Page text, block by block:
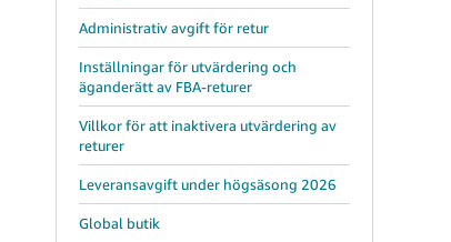
Administrativ avgift för retur
Inställningar för utvärdering och
äganderätt av FBA-returer
Villkor för att inaktivera utvärdering av
returer
Leveransavgift under högsäsong 2026
Global butik